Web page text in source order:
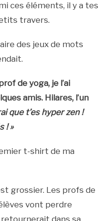
ces éléments, il y a tes
travers.
des jeux de mots
de yoga, je l’ai
amis. Hilares, l’un
que t’es hyper zen !
! »
t-shirt de ma
grossier. Les profs de
vont perdre